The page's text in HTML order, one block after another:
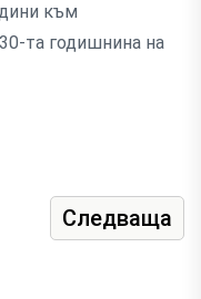
към
та годишнина на
Следваща